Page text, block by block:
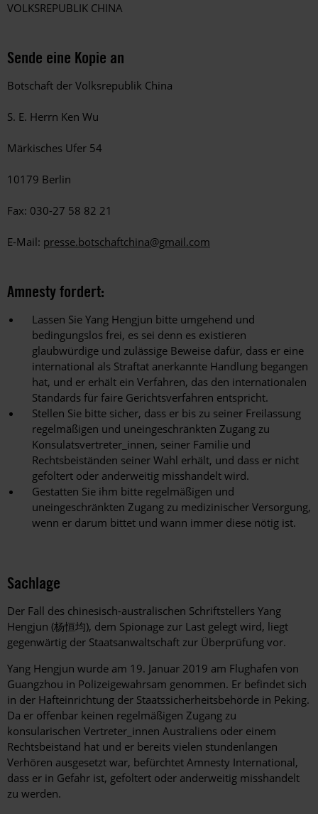
VOLKSREPUBLIK CHINA
Sende eine Kopie an
Botschaft der Volksrepublik China
S. E. Herrn Ken Wu
Märkisches Ufer 54
10179 Berlin
Fax: 030-27 58 82 21
E-Mail: presse.botschaftchina@gmail.com
Amnesty fordert:
Lassen Sie Yang Hengjun bitte umgehend und
bedingungslos frei, es sei denn es existieren
glaubwürdige und zulässige Beweise dafür, dass er eine
international als Straftat anerkannte Handlung begangen
hat, und er erhält ein Verfahren, das den internationalen
Standards für faire Gerichtsverfahren entspricht.
Stellen Sie bitte sicher, dass er bis zu seiner Freilassung
regelmäßigen und uneingeschränkten Zugang zu
Konsulatsvertreter_innen, seiner Familie und
Rechtsbeiständen seiner Wahl erhält, und dass er nicht
gefoltert oder anderweitig misshandelt wird.
Gestatten Sie ihm bitte regelmäßigen und
uneingeschränkten Zugang zu medizinischer Versorgung,
wenn er darum bittet und wann immer diese nötig ist.
Sachlage
Der Fall des chinesisch-australischen Schriftstellers Yang
Hengjun (杨恒均), dem Spionage zur Last gelegt wird, liegt
gegenwärtig der Staatsanwaltschaft zur Überprüfung vor.
Yang Hengjun wurde am 19. Januar 2019 am Flughafen von
Guangzhou in Polizeigewahrsam genommen. Er befindet sich
in der Hafteinrichtung der Staatssicherheitsbehörde in Peking.
Da er offenbar keinen regelmäßigen Zugang zu
konsularischen Vertreter_innen Australiens oder einem
Rechtsbeistand hat und er bereits vielen stundenlangen
Verhören ausgesetzt war, befürchtet Amnesty International,
dass er in Gefahr ist, gefoltert oder anderweitig misshandelt
zu werden.